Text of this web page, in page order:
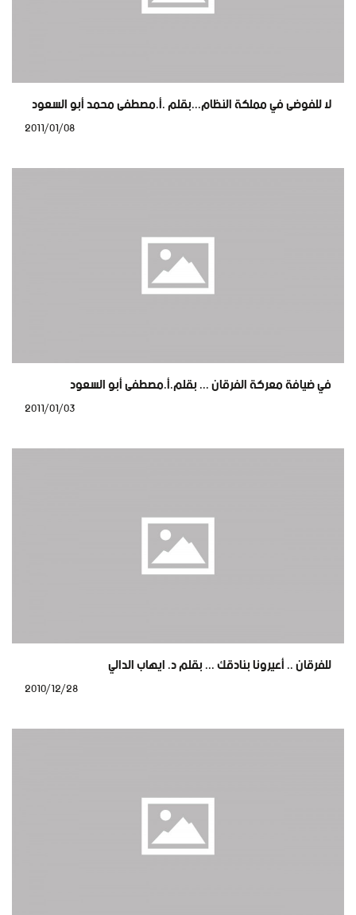
لا للفوضى في مملكة النظام...بقلم .أ.مصطفى محمد أبو السعود
في ضيافة معركة الفرقان ... بقلم.أ.مصطفى أبو السعود
للفرقان .. أعيرونا بنادقك ... بقلم د. ايهاب الدالي